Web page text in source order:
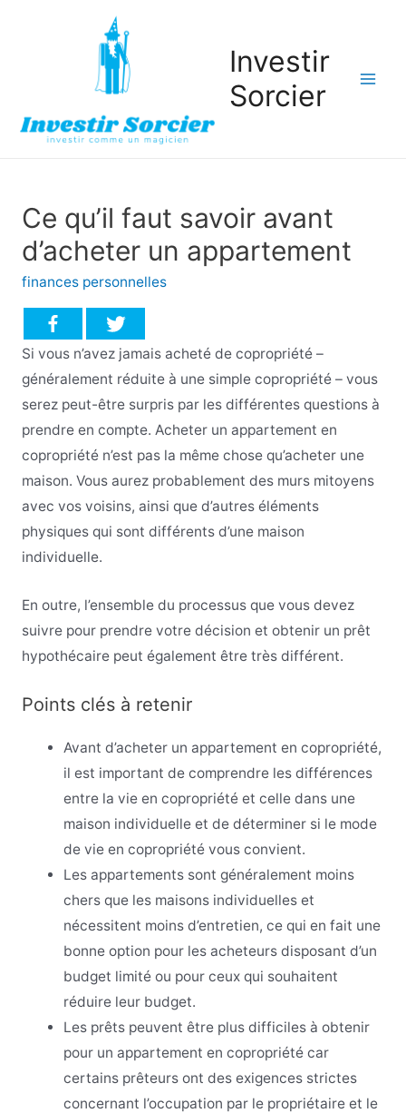
Investir
Sorcier
Ce qu’il faut savoir avant
d’acheter un appartement
finances personnelles
Si vous n’avez jamais acheté de copropriété –
généralement réduite à une simple copropriété – vous
serez peut-être surpris par les différentes questions à
prendre en compte. Acheter un appartement en
copropriété n’est pas la même chose qu’acheter une
maison. Vous aurez probablement des murs mitoyens
avec vos voisins, ainsi que d’autres éléments
physiques qui sont différents d’une maison
individuelle.
En outre, l’ensemble du processus que vous devez
suivre pour prendre votre décision et obtenir un prêt
hypothécaire peut également être très différent.
Points clés à retenir
Avant d’acheter un appartement en copropriété,
il est important de comprendre les différences
entre la vie en copropriété et celle dans une
maison individuelle et de déterminer si le mode
de vie en copropriété vous convient.
Les appartements sont généralement moins
chers que les maisons individuelles et
nécessitent moins d’entretien, ce qui en fait une
bonne option pour les acheteurs disposant d’un
budget limité ou pour ceux qui souhaitent
réduire leur budget.
Les prêts peuvent être plus difficiles à obtenir
pour un appartement en copropriété car
certains prêteurs ont des exigences strictes
concernant l’occupation par le propriétaire et le